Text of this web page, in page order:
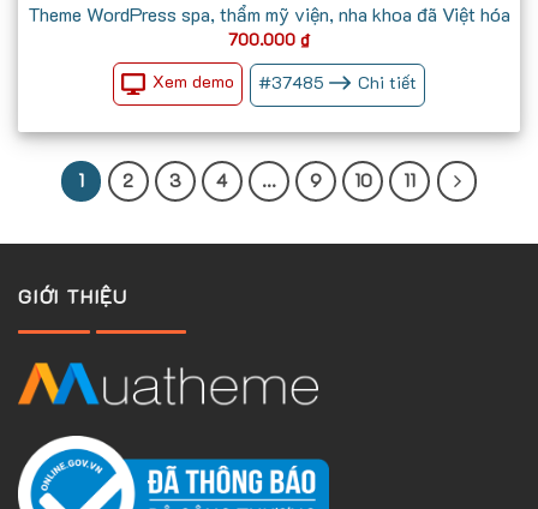
Theme WordPress spa, thẩm mỹ viện, nha khoa đã Việt hóa
700.000 ₫
Xem demo #37485 Chi tiết
1 2 3 4 … 9 10 11
GIỚI THIỆU